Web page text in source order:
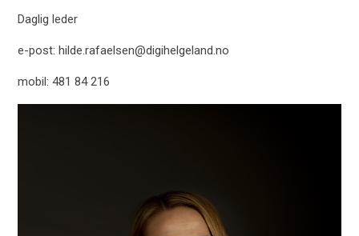
Daglig leder
e-post: hilde.rafaelsen@digihelgeland.no
mobil: 481 84 216